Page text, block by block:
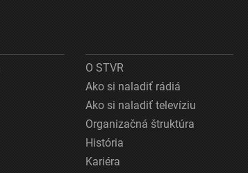
O STVR
Ako si naladiť rádiá
Ako si naladiť televíziu
Organizačná štruktúra
História
Kariéra